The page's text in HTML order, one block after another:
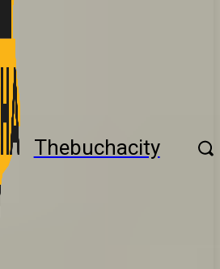
Thebuchacity